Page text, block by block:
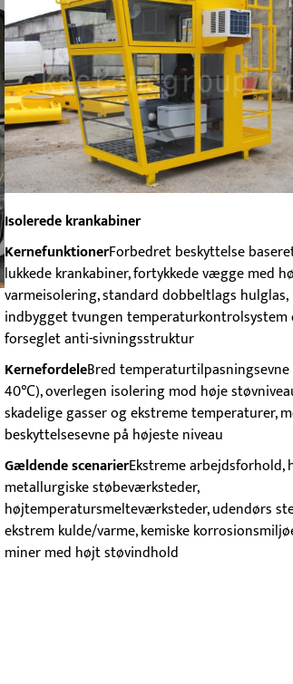
Isolerede krankabiner
KernefunktionerForbedret beskyttelse
lukkede krankabiner, fortykkede vægge med
varmeisolering, standard dobbeltlags hulglas,
indbygget tvungen
forseglet anti-sivningsstruktur
KernefordeleBred
40℃), overlegen isolering mod høje
skadelige gasser og ekstreme temperaturer,
beskyttelsesevne på højeste niveau
Gældende scenarierEkstreme arbejdsforhold,
metallurgiske støbeværksteder,
højtemperatursmelteværksteder, udendørs
ekstrem kulde/varme, kemiske
miner med højt støvindhold